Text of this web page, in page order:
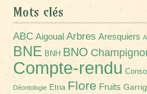
Mots clés
ABC Aigoual Arbres Aresquiers
BNE BNH BNO
Compte-rendu
Déontologie Etna Flore Fruits